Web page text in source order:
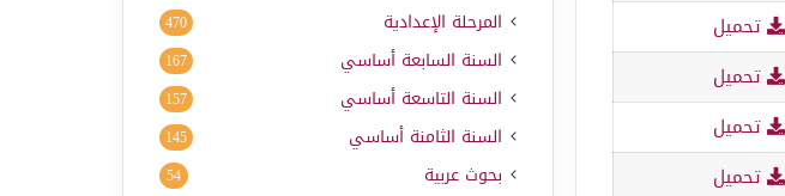
تحميل
تحميل
تحميل
تحميل
المرحلة الإعدادية 470
السنة السابعة أساسي 167
السنة التاسعة أساسي 157
السنة الثامنة أساسي 145
بحوث عربية 54